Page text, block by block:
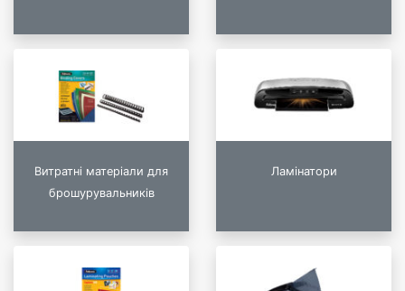
Витратні матеріали для
брошурувальників
Ламінатори